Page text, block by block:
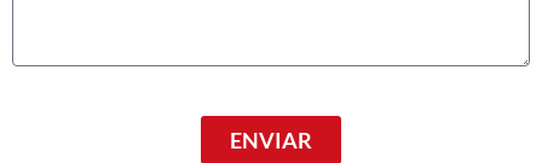
ENVIAR